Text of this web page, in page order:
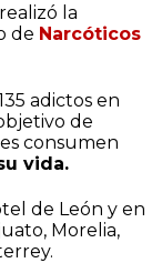
la
de Narcóticos
adictos en
de
consumen
vida.
de León y en
Morelia,